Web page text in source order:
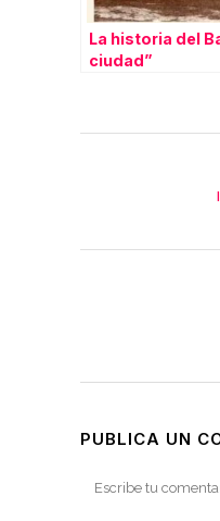
La historia del
ciudad”
PUBLICA UN